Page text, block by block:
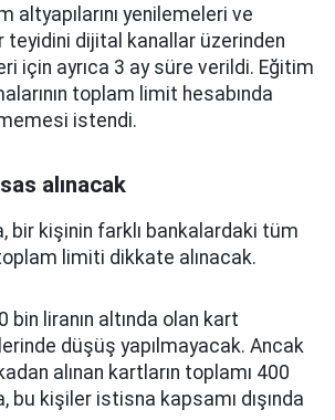
altyapılarını yenilemeleri ve
dijital kanallar üzerinden
için ayrıca 3 ay süre verildi. Eğitim
toplam limit hesabında
istendi.
alınacak
bir kişinin farklı bankalardaki tüm
limiti dikkate alınacak.
liranın altında olan kart
düşüş yapılmayacak. Ancak
alınan kartların toplamı 400
bu kişiler istisna kapsamı dışında